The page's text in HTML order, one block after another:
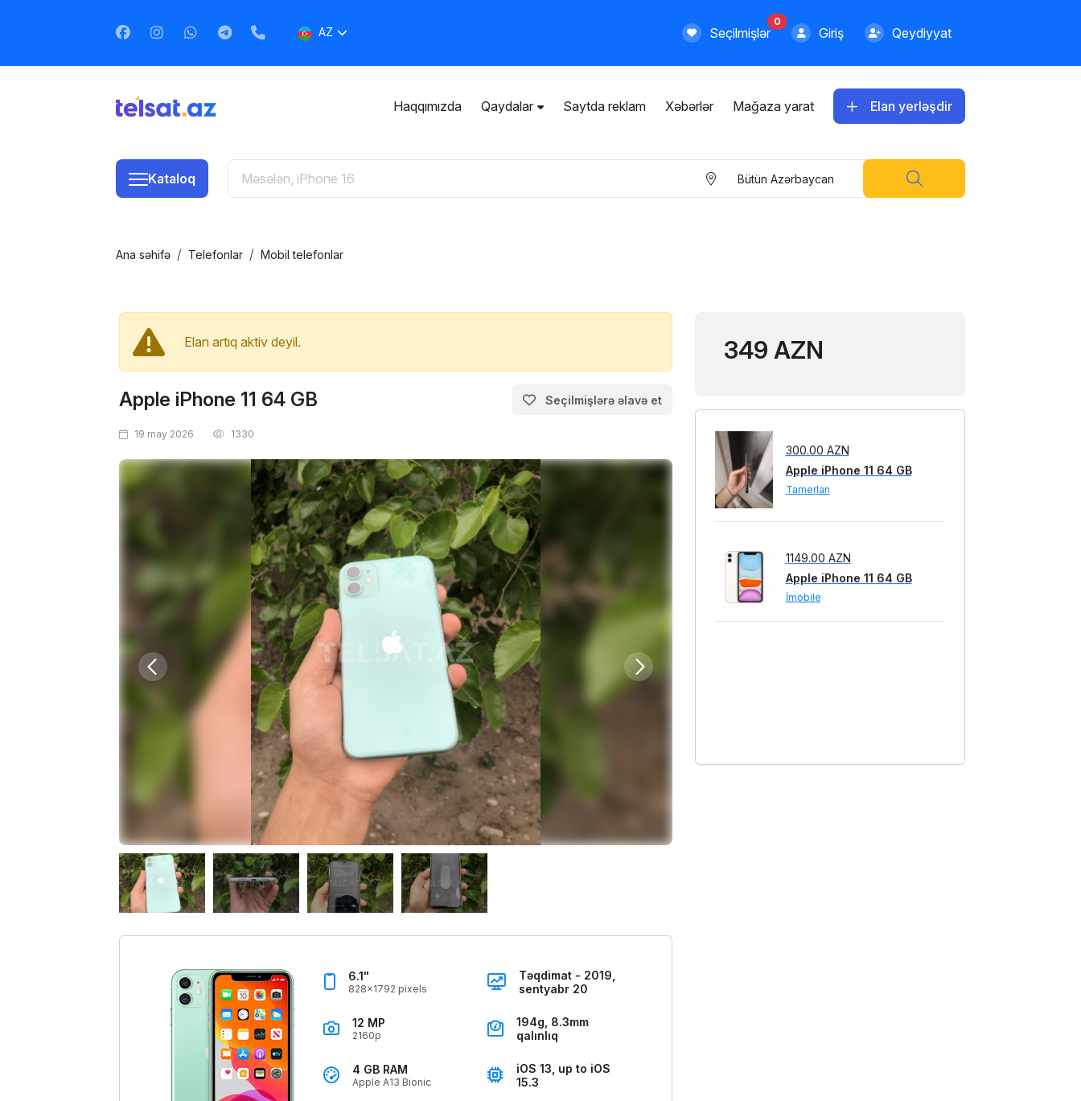
AZ Seçilmişlər
0
Giriş Qeydiyyat
Haqqımızda Qaydalar Saytda reklam Xəbərlər Mağaza yarat Elan yerləşdir
Kataloq Bütün Azərbaycan
Ana səhifə Telefonlar Mobil telefonlar
Elan artıq aktiv deyil.
Apple iPhone 11 64 GB Seçilmişlərə əlavə et
19 may 2026 1330
6.1"
828x1792 pixels
Təqdimat - 2019,
sentyabr 20
12 MP
2160p
194g, 8.3mm
qalınlıq
4 GB RAM
Apple A13 Bionic
iOS 13, up to iOS
15.3
349 AZN
300.00 AZN
1149.00 AZN
Apple iPhone 11 64 GB
İmobile
1149.00 AZN
Apple iPhone 11 64 GB
İmobile